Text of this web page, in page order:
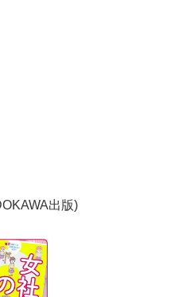
出版)